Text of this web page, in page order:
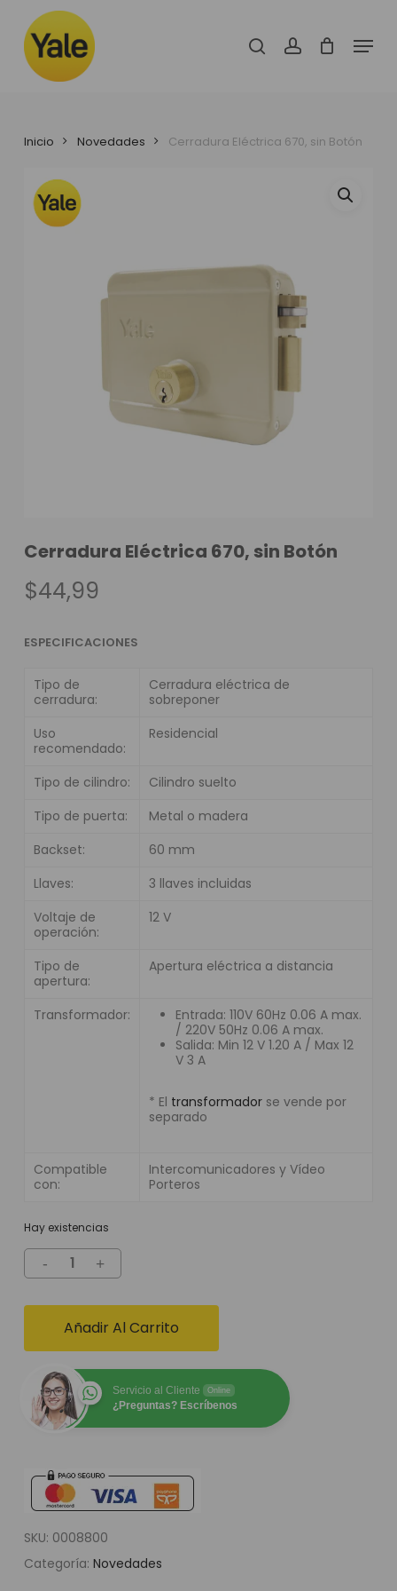
main
content
search account Menu
Inicio Novedades Cerradura Eléctrica 670, sin Botón
Cerradura Eléctrica 670, sin Botón
$44,99
ESPECIFICACIONES
Tipo de
cerradura:
Cerradura eléctrica de
sobreponer
Uso
recomendado:
Residencial
Tipo de cilindro:
Cilindro suelto
Tipo de puerta:
Metal o madera
Backset:
60 mm
Llaves:
3 llaves incluidas
Voltaje de
operación:
12 V
Tipo de
apertura:
Apertura eléctrica a distancia
Transformador:
Entrada: 110V 60Hz 0.06 A max.
/ 220V 50Hz 0.06 A max.
Salida: Min 12 V 1.20 A / Max 12
V 3 A
* El transformadorse vende por
separado
Compatible
con:
Intercomunicadores y Vídeo
Porteros
Hay existencias
Añadir Al Carrito
Servicio al Cliente Online
¿Preguntas? Escríbenos
SKU: 0008800
Categoría: Novedades